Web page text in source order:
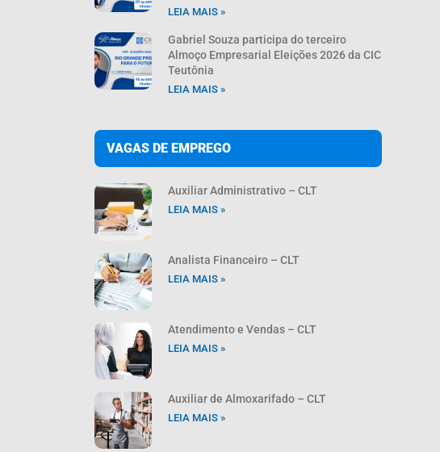
LEIA MAIS »
Gabriel Souza participa do terceiro
Almoço Empresarial Eleições 2026 da CIC
Teutônia
LEIA MAIS »
VAGAS DE EMPREGO
Auxiliar Administrativo – CLT
LEIA MAIS »
Analista Financeiro – CLT
LEIA MAIS »
Atendimento e Vendas – CLT
LEIA MAIS »
Auxiliar de Almoxarifado – CLT
LEIA MAIS »